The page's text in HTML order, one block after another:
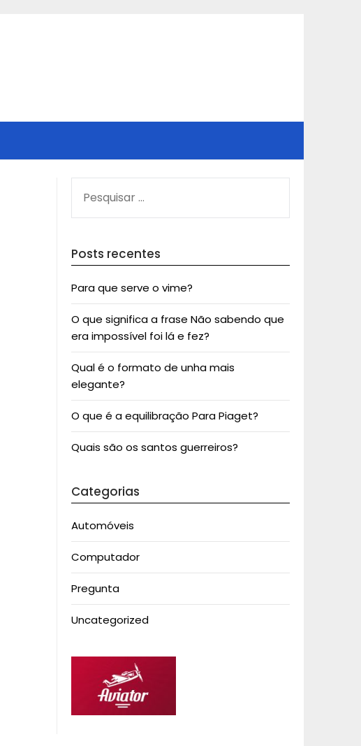
POR:
Posts recentes
Para que serve o vime?
O que significa a frase Não sabendo que
era impossível foi lá e fez?
Qual é o formato de unha mais
elegante?
O que é a equilibração Para Piaget?
Quais são os santos guerreiros?
Categorias
Automóveis
Computador
Pregunta
Uncategorized